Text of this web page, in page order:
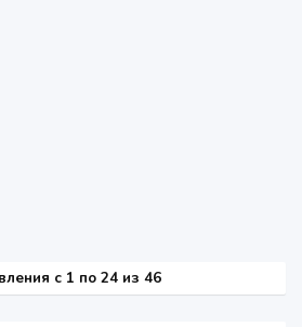
c 1 по 24 из 46